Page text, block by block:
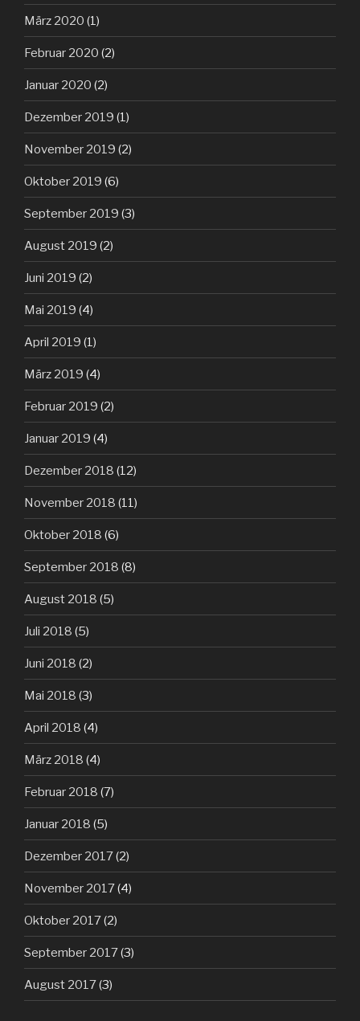
März 2020 (1)
Februar 2020 (2)
Januar 2020 (2)
Dezember 2019 (1)
November 2019 (2)
Oktober 2019 (6)
September 2019 (3)
August 2019 (2)
Juni 2019 (2)
Mai 2019 (4)
April 2019 (1)
März 2019 (4)
Februar 2019 (2)
Januar 2019 (4)
Dezember 2018 (12)
November 2018 (11)
Oktober 2018 (6)
September 2018 (8)
August 2018 (5)
Juli 2018 (5)
Juni 2018 (2)
Mai 2018 (3)
April 2018 (4)
März 2018 (4)
Februar 2018 (7)
Januar 2018 (5)
Dezember 2017(2)
November 2017(4)
Oktober 2017(2)
September 2017(3)
August 2017(3)